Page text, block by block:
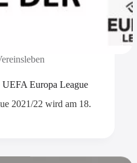
Europa League
2021/22 wird am 18.